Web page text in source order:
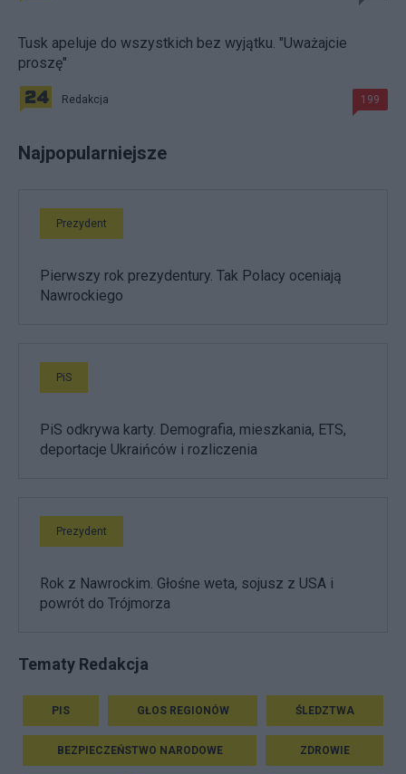
Tusk apeluje do wszystkich bez wyjątku. "Uważajcie
proszę"
Redakcja 199
Najpopularniejsze
Prezydent
Pierwszy rok prezydentury. Tak Polacy oceniają
Nawrockiego
PiS
PiS odkrywa karty. Demografia, mieszkania, ETS,
deportacje Ukraińców i rozliczenia
Prezydent
Rok z Nawrockim. Głośne weta, sojusz z USA i
powrót do Trójmorza
Tematy Redakcja
PIS GŁOS REGIONÓW ŚLEDZTWA
BEZPIECZEŃSTWO NARODOWE ZDROWIE